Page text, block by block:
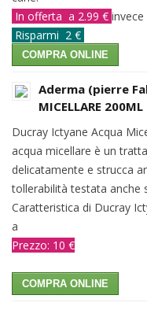
In offerta a 2.99 € invece
Risparmi 2 €
COMPRA ONLINE
Aderma (pierre
MICELLARE 200ML
Ducray Ictyane Acqua
acqua micellare è un
delicatamente e strucca
tollerabilità testata anche
Caratteristica di Ducray
a
Prezzo: 10 €
COMPRA ONLINE